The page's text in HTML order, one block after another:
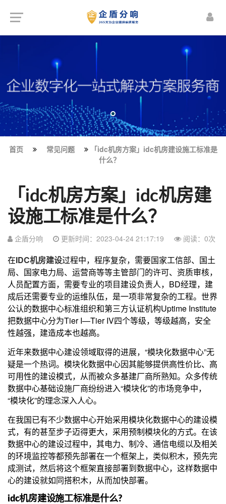
首页 常见问题
「idc机房方案」idc机房建设施工标准是
什么？
「idc机房方案」idc机房建
设施工标准是什么？
企盾分响 更新时间：2023-04-24 21:17:19 阅读： 0次
在IDC机房建设过程中，程序复杂，需要国家工信部、国土
局、国家电力局、运营商等等主管部门的许可、资质审核，
人员配置方面，需要专业的项目建设负责人，BD经理，建
成后还需要专业的运维队伍，是一项非常复杂的工程。世界
公认的数据中心标准组织和第三方认证机构Uptime Institute
把数据中心分为Tier I—Tier IV四个等级，等级越高，安全
性越强，建造成本也越高。
近年来数据中心建设领域取得的进展，“模块化数据中心”无
疑是一个热词。模块化数据中心因其能够提供高性价比、高
可用性的建设模式，从而被众多基建厂商所熟知。众多传统
数据中心基础设施厂商纷纷进入“模块化”的市场竞争中，
“模块化”的理念深入人心。
在我国已有不少数据中心开始采用模块化数据中心的建设模
式，有的甚至步子迈得更大，采用预制模块化的方式。在该
数据中心的建设过程中，其电力、制冷、通信电缆以及相关
的环境监控等都预先部署在一个框架上，类似积木，预先完
成测试，然后将这个框架直接部署到数据中心，这样数据中
心的建设就如同搭积木，从而加快部署。
idc机房建设施工标准是什么?